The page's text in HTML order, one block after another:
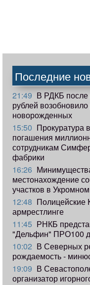
Последние
21:49 В РДКБ после
рублей
новорожденных
15:50 Прокуратура
погашения
сотрудникам
фабрики
16:26
местонахождение
участков в Укромном
12:48 Полицейские
армрестлинге
11:45 РНКБ
"Дельфин" ПРО100
10:02 В Северных
рождаемость -
19:09 В
организатор